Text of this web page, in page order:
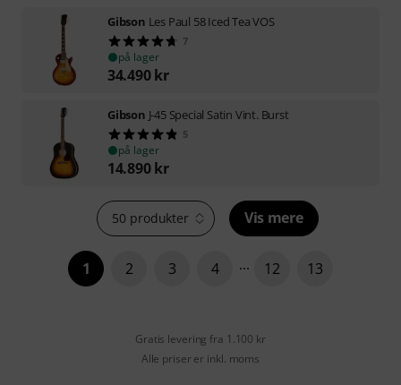
Gibson Les Paul 58 Iced Tea VOS
7
på lager
34.490 kr
Gibson J-45 Special Satin Vint. Burst
5
på lager
14.890 kr
50 produkter Vis mere
1 2 3 4 12 13
Gratis levering fra 1.100 kr
Alle priser er inkl. moms